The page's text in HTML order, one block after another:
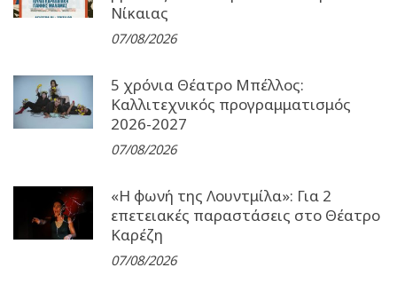
Νίκαιας
07/08/2026
5 χρόνια Θέατρο Μπέλλος:
Καλλιτεχνικός προγραμματισμός
2026-2027
07/08/2026
«Η φωνή της Λουντμίλα»: Για 2
επετειακές παραστάσεις στο Θέατρο
Καρέζη
07/08/2026